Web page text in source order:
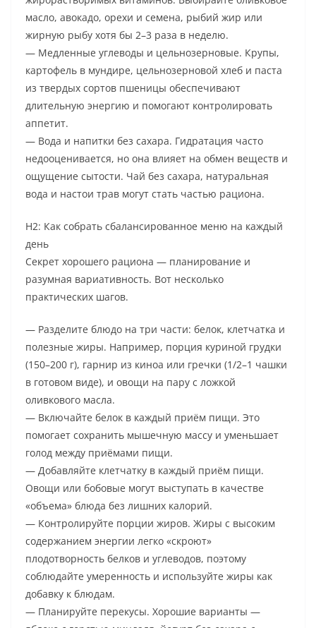
масло, авокадо, орехи и семена, рыбий жир или
жирную рыбу хотя бы 2–3 раза в неделю.
— Медленные углеводы и цельнозерновые. Крупы,
картофель в мундире, цельнозерновой хлеб и паста
из твердых сортов пшеницы обеспечивают
длительную энергию и помогают контролировать
аппетит.
— Вода и напитки без сахара. Гидратация часто
недооценивается, но она влияет на обмен веществ и
ощущение сытости. Чай без сахара, натуральная
вода и настои трав могут стать частью рациона.
H2: Как собрать сбалансированное меню на каждый
день
Секрет хорошего рациона — планирование и
разумная вариативность. Вот несколько
практических шагов.
— Разделите блюдо на три части: белок, клетчатка и
полезные жиры. Например, порция куриной грудки
(150–200 г), гарнир из киноа или гречки (1/2–1 чашки
в готовом виде), и овощи на пару с ложкой
оливкового масла.
— Включайте белок в каждый приём пищи. Это
помогает сохранить мышечную массу и уменьшает
голод между приёмами пищи.
— Добавляйте клетчатку в каждый приём пищи.
Овощи или бобовые могут выступать в качестве
«объема» блюда без лишних калорий.
— Контролируйте порции жиров. Жиры с высоким
содержанием энергии легко «скроют»
плодотворность белков и углеводов, поэтому
соблюдайте умеренность и используйте жиры как
добавку к блюдам.
— Планируйте перекусы. Хорошие варианты —